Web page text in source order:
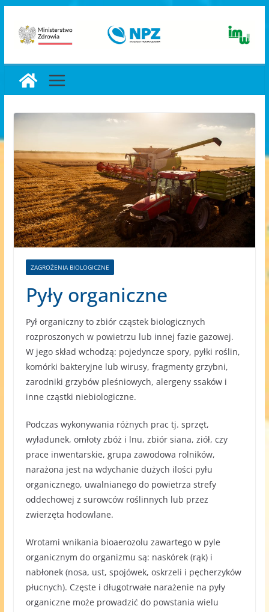
treści
ZAGROŻENIA BIOLOGICZNE
Pyły organiczne
Pył organiczny to zbiór cząstek biologicznych
rozproszonych w powietrzu lub innej fazie gazowej.
W jego skład wchodzą: pojedyncze spory, pyłki roślin,
komórki bakteryjne lub wirusy, fragmenty grzybni,
zarodniki grzybów pleśniowych, alergeny ssaków i
inne cząstki niebiologiczne.
Podczas wykonywania różnych prac tj. sprzęt,
wyładunek, omłoty zbóż i lnu, zbiór siana, ziół, czy
prace inwentarskie, grupa zawodowa rolników,
narażona jest na wdychanie dużych ilości pyłu
organicznego, uwalnianego do powietrza strefy
oddechowej z surowców roślinnych lub przez
zwierzęta hodowlane.
Wrotami wnikania bioaerozolu zawartego w pyle
organicznym do organizmu są: naskórek (rąk) i
nabłonek (nosa, ust, spojówek, oskrzeli i pęcherzyków
płucnych). Częste i długotrwałe narażenie na pyły
organiczne może prowadzić do powstania wielu